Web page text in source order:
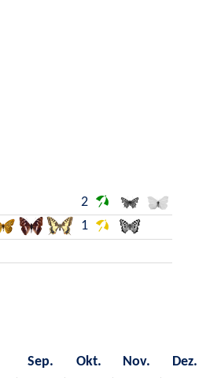
2
1
Sep. Okt. Nov. Dez.